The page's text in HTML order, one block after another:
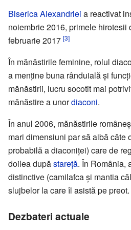
Biserica Alexandriei a reactivat
noiembrie 2016, primele hirotesii
februarie 2017 [3]
În mănăstirile feminine, rolul
a menține buna rânduială și
mănăstirii, lucru socotit mai
mănăstire a unordiaconi.
În anul 2006, mănăstirile
mari dimensiuni par să aibă câte
probabilă a diaconiței) care de
doilea dupăstareță. În România,
distinctive (camilafca și mantia
slujbelor la care îl asistă pe preot.
Dezbateri actuale